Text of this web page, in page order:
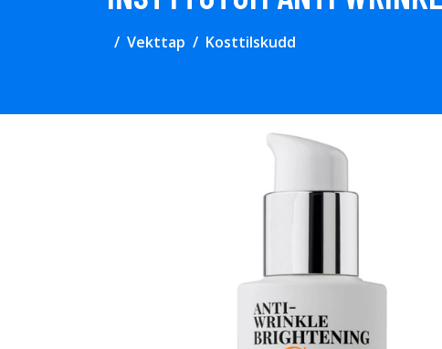
Vekttap Kosttilskudd